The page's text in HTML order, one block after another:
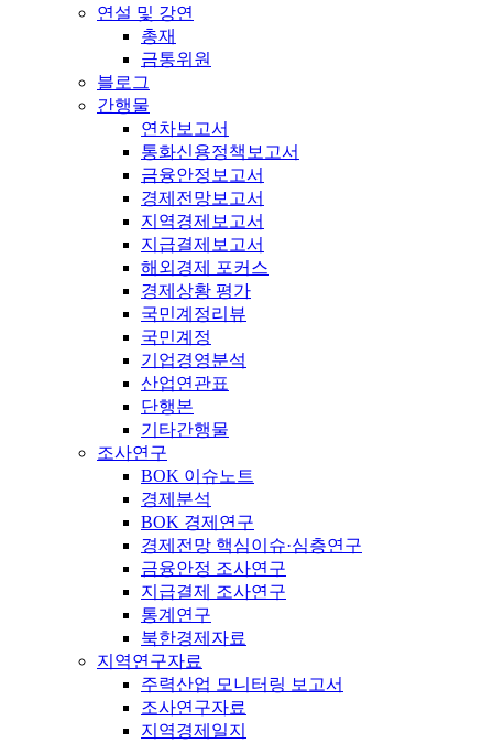
연설 및 강연
총재
금통위원
블로그
간행물
연차보고서
통화신용정책보고서
금융안정보고서
경제전망보고서
지역경제보고서
지급결제보고서
해외경제 포커스
경제상황 평가
국민계정리뷰
국민계정
기업경영분석
산업연관표
단행본
기타간행물
조사연구
BOK 이슈노트
경제분석
BOK 경제연구
경제전망 핵심이슈·심층연구
금융안정 조사연구
지급결제 조사연구
통계연구
북한경제자료
지역연구자료
주력산업 모니터링 보고서
조사연구자료
지역경제일지